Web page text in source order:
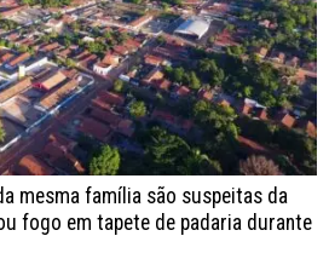
mesma família são suspeitas da
fogo em tapete de padaria durante